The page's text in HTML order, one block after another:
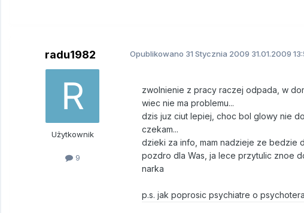
radu1982
Użytkownik
9
Opublikowano 31 Stycznia 2009 31.01.2009
zwolnienie z pracy raczej odpada, w
wiec nie ma problemu...
dzis juz ciut lepiej, choc bol glowy nie
czekam...
dzieki za info, mam nadzieje ze bedzie
pozdro dla Was, ja lece przytulic znoe
narka
p.s. jak poprosic psychiatre o